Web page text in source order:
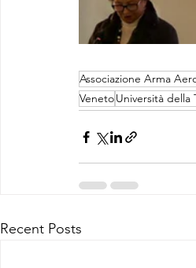
Associazione Arma
VenetoUniversità della
Recent Posts